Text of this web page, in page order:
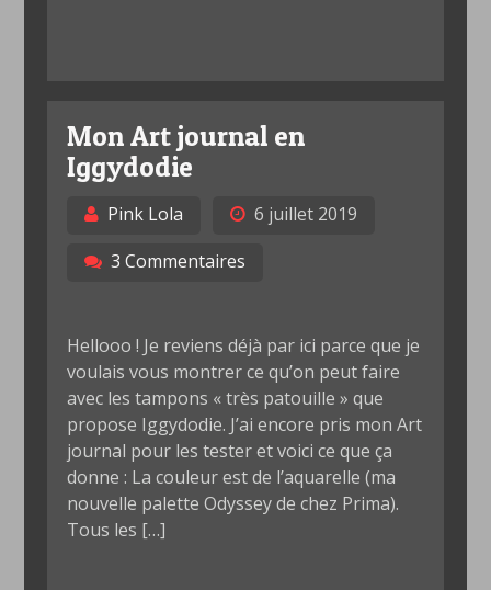
Mon Art journal en
Iggydodie
Pink Lola
6 juillet 2019
3 Commentaires
Hellooo ! Je reviens déjà par ici parce que je
voulais vous montrer ce qu’on peut faire
avec les tampons « très patouille » que
propose Iggydodie. J’ai encore pris mon Art
journal pour les tester et voici ce que ça
donne : La couleur est de l’aquarelle (ma
nouvelle palette Odyssey de chez Prima).
Tous les […]